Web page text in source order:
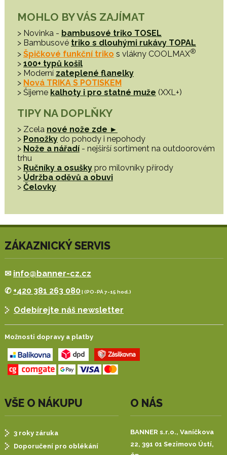
MOHLO BY VÁS ZAJÍMAT
> Novinka - bambusové triko TOSEL
> Bambusové triko s dlouhými rukávy TOPAL
> Špičkové funkční triko s vlákny COOLMAX®
> 100+ typů košil
> Moderní zateplené flanelky
> Nová TRIKA S POTISKEM
> Šijeme kalhoty i pro statné muže (XXL+)
TIPY NA DOPLŇKY
> Zcela nové nože zde ►
> Ponožkydo pohody i nepohody
> Nože a nářadí- nejširší sortiment na outdoorovém
trhu
> Ručníky a osušky pro milovníky přírody
> Údržba oděvů a obuvi
> Čelovky
ZÁKAZNICKÝ SERVIS
✉ info@banner-cz.cz
✆ +420 381 263 080| (PO-PÁ 7-15 hod.)
Odebírejte náš newsletter
Možnosti dopravy a platby
VŠE O NÁKUPU
3 roky záruka
Doporučení pro oblékání
O NÁS
BANNER s.r.o., Vaníčkova
22, 391 01 Sezimovo Ústí,